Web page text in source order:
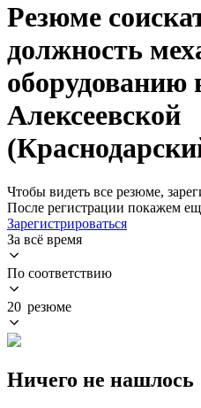
Резюме
должность
оборудованию
Алексеевской
Чтобы видеть все резюме,
После регистрации покажем
Зарегистрироваться
За всё время
По соответствию
20 резюме
Ничего не нашлось